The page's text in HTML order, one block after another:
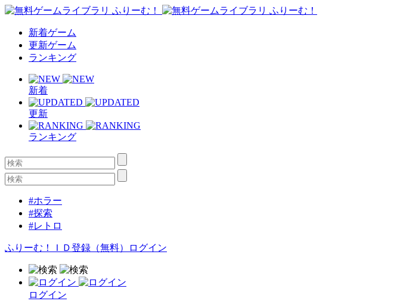
新着ゲーム
更新ゲーム
ランキング
新着
更新
ランキング
#ホラー
#探索
#レトロ
ふりーむ！ＩＤ登録（無料） ログイン
ログイン